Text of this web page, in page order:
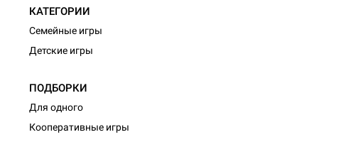
КАТЕГОРИИ
Семейные игры
Детские игры
ПОДБОРКИ
Для одного
Кооперативные игры